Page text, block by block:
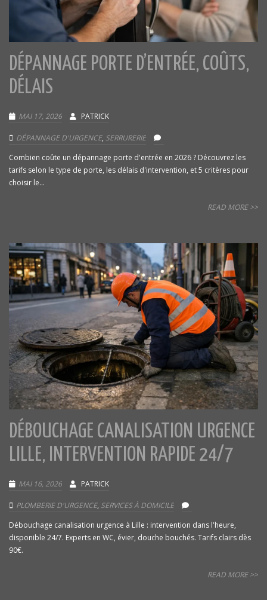
DÉPANNAGE PORTE D’ENTRÉE, COÛTS,
DÉLAIS
MAI 17, 2026 PATRICK
DÉPANNAGE D'URGENCE, SERRURERIE
Combien coûte un dépannage porte d'entrée en 2026 ? Découvrez les
tarifs selon le type de porte, les délais d'intervention, et 5 critères pour
choisir le...
READ MORE >>
DÉBOUCHAGE CANALISATION URGENCE
LILLE, INTERVENTION RAPIDE 24/7
MAI 16, 2026 PATRICK
PLOMBERIE D'URGENCE, SERVICES À DOMICILE
Débouchage canalisation urgence à Lille : intervention dans l'heure,
disponible 24/7. Experts en WC, évier, douche bouchés. Tarifs clairs dès
90€.
READ MORE >>